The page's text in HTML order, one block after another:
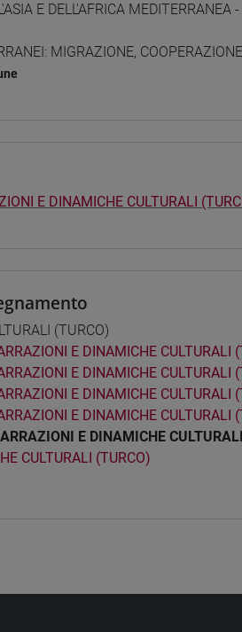
E DELL'AFRICA
MIGRAZIONE,
E DINAMICHE CULTURALI
(TURCO)
E DINAMICHE CULTURALI
E DINAMICHE CULTURALI
E DINAMICHE CULTURALI
E DINAMICHE CULTURALI
E DINAMICHE
CULTURALI (TURCO)